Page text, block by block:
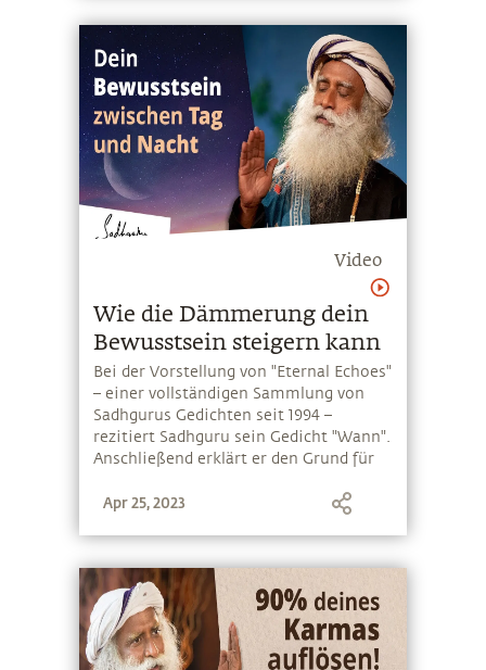
Video
Wie die Dämmerung dein
Bewusstsein steigern kann
Bei der Vorstellung von "Eternal Echoes"
– einer vollständigen Sammlung von
Sadhgurus Gedichten seit 1994 –
rezitiert Sadhguru sein Gedicht "Wann".
Anschließend erklärt er den Grund für
über einen einfachen yogischen
Apr 25, 2023